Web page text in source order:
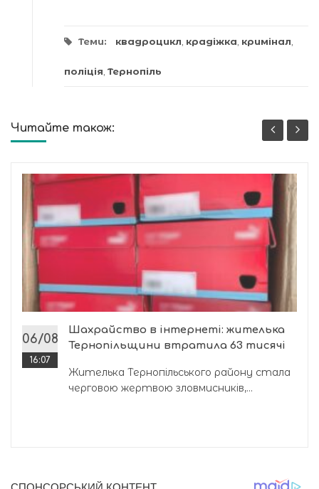
Теми: квадроцикл крадіжка кримінал
поліція Тернопіль
Читайте також:
06/08
16:07
Шахрайство в інтернеті: жителька
Тернопільщини втратила 63 тисячі
Жителька Тернопільського району стала
черговою жертвою зловмисників,...